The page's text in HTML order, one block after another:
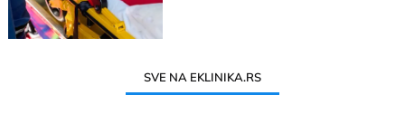
SVE NA EKLINIKA.RS